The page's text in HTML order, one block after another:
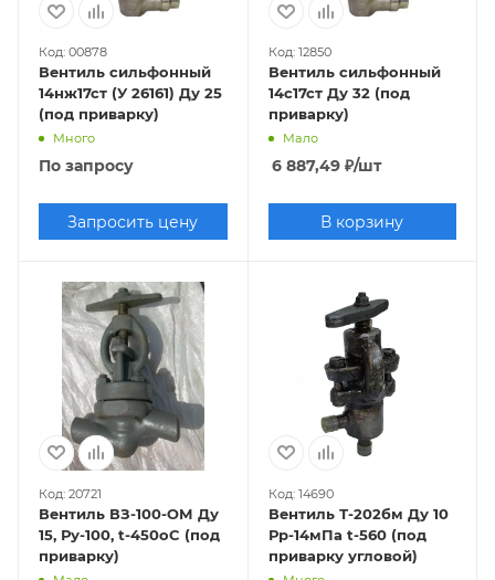
Код: 00878
Вентиль сильфонный
14нж17ст (У 26161) Ду 25
(под приварку)
Много
По запросу
Запросить цену
Код: 12850
Вентиль сильфонный
14с17ст Ду 32 (под
приварку)
Мало
6 887,49₽/шт
В корзину
Код: 20721
Вентиль ВЗ-100-ОМ Ду
15, Ру-100, t-450oC (под
приварку)
Код: 14690
Вентиль Т-202бм Ду 10
Рр-14мПа t-560 (под
приварку угловой)